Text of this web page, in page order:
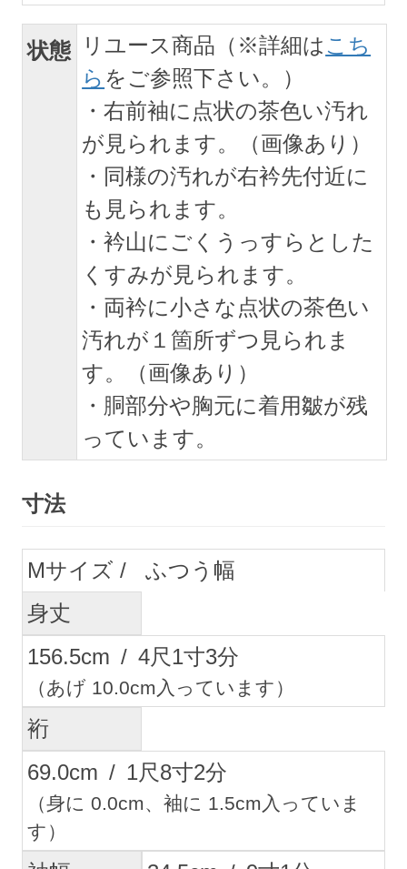
状態 リユース商品（※詳細は こち
ら をご参照下さい。）
・右前袖に点状の茶色い汚れ
が見られます。（画像あり）
・同様の汚れが右衿先付近に
も見られます。
・衿山にごくうっすらとした
くすみが見られます。
・両衿に小さな点状の茶色い
汚れが１箇所ずつ見られま
す。（画像あり）
・胴部分や胸元に着用皺が残
っています。
寸法
M
ふつう幅
身丈
156.5cm / 4尺1寸3分
（あげ 10.0cm入っています）
裄
69.0cm / 1尺8寸2分
（身に 0.0cm、袖に 1.5cm入っていま
す）